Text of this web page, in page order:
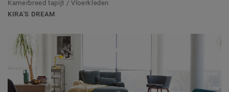
Kamerbreed tapijt / Vloerkleden
KIRA'S DREAM